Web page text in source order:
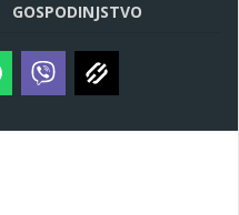
GOSPODINJSTVO